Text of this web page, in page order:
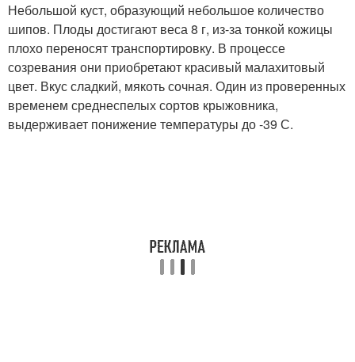
Небольшой куст, образующий небольшое количество
шипов. Плоды достигают веса 8 г, из-за тонкой кожицы
плохо переносят транспортировку. В процессе
созревания они приобретают красивый малахитовый
цвет. Вкус сладкий, мякоть сочная. Один из проверенных
временем среднеспелых сортов крыжовника,
выдерживает понижение температуры до -39 С.